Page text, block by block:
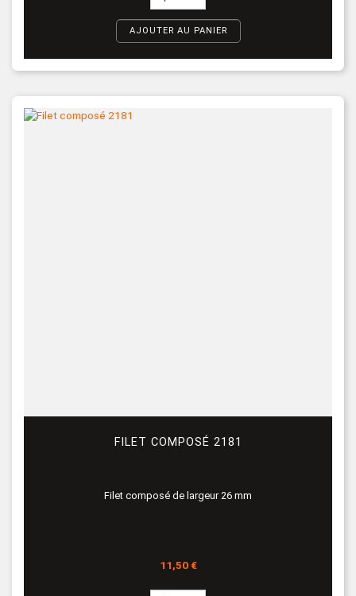
AJOUTER AU PANIER
FILET COMPOSÉ 2181
Filet composé de largeur 26 mm
Prix
11,50 €